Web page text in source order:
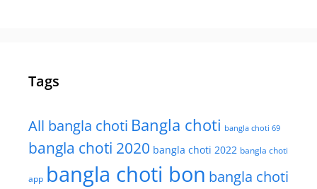
Tags
All bangla choti Bangla choti bangla choti 69
bangla choti 2020 bangla choti 2022 bangla choti
app bangla choti bon bangla choti